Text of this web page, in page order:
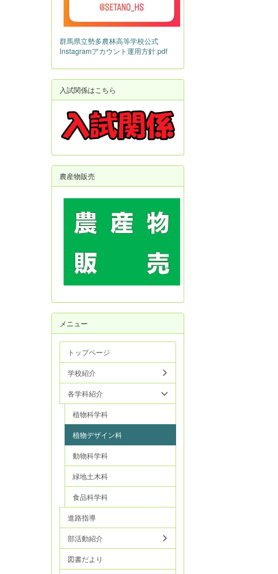
群馬県立勢多農林高等学校公式
Instagramアカウント運用方針.pdf
入試関係はこちら
農産物販売
メニュー
トップページ
学校紹介
各学科紹介
植物科学科
植物デザイン科
動物科学科
緑地土木科
食品科学科
進路指導
部活動紹介
図書だより